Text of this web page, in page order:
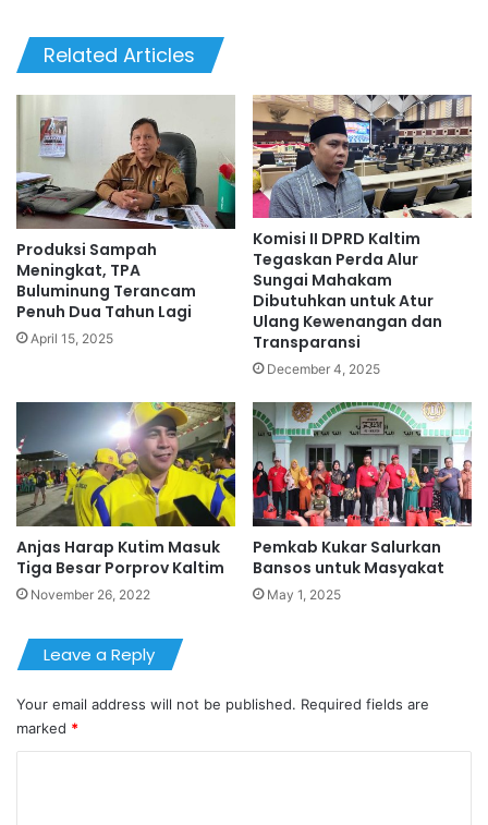
Related Articles
Produksi Sampah
Meningkat, TPA
Buluminung Terancam
Penuh Dua Tahun Lagi
April 15, 2025
Komisi II DPRD Kaltim
Tegaskan Perda Alur
Sungai Mahakam
Dibutuhkan untuk Atur
Ulang Kewenangan dan
Transparansi
December 4, 2025
Anjas Harap Kutim Masuk
Tiga Besar Porprov Kaltim
November 26, 2022
Pemkab Kukar Salurkan
Bansos untuk Masyakat
May 1, 2025
Leave a Reply
Your email address will not be published. Required fields are
marked *